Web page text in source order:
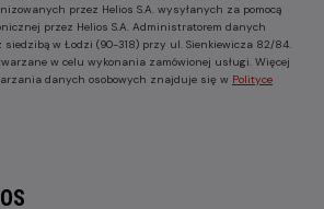
przez Helios S.A. wysyłanych za pomocą
przez Helios S.A. Administratorem danych
siedzibą w Łodzi (90-318) przy ul. Sienkiewicza 82/84.
w celu wykonania zamówionej usługi. Więcej
danych osobowych znajduje się w Polityce